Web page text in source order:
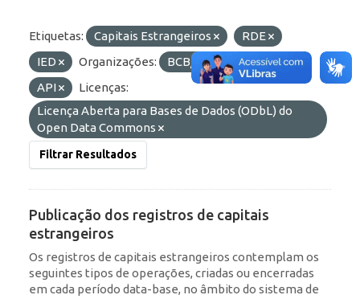
Etiquetas: Capitais Estrangeiros
RDE
IED
Organizações: BCB/Dstat
Formatos:
API
Licenças:
Licença Aberta para Bases de Dados (ODbL) do
Open Data Commons
Filtrar Resultados
Publicação dos registros de capitais
estrangeiros
Os registros de capitais estrangeiros contemplam os
seguintes tipos de operações, criadas ou encerradas
em cada período data-base, no âmbito do sistema de